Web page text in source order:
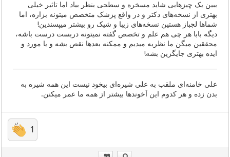
ببین یک چیزهایی شاید مسخره و سطحی بنظر بیاد اما تاثیر خیلی
بهتری از نسخه‌های دکتر و در واقع پزشک متخصص میتونه بزاره، اما
شماها لجباز هستین نسخه‌های زیبا و شیک رو بیشتر میپسندین!
دیگه بابا هر چی هم علم و تخصص گفته نمیتونه دربست درست باشه،
محققین میگن ما نظریه میدیم و ممکنه بعدها نقص بشه و یا مورد و
ایده بهتری جایگزین بشه!
علی خامنه‌ای ملقب به علی شیره‌ای بیخود نیست این همه شیره به
بدن زده و هر کدوم این آخوندها بیشتر از همه ما عمر میکنن.
1